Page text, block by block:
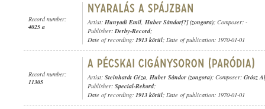
Record number:
4025 a
Artist: Hunyadi Emil, Huber Sándor[?] (zongora); Composer: -
Publisher:Derby-Record;
Date of recording: 1913 körül; Date of publication: 1970-01-01
Record number:
11305
Artist: Steinhardt Géza, Huber Sándor (zongora); Composer: Grósz
Publisher: Special-Rekord;
Date of recording: 1913 körül; Date of publication: 1970-01-01